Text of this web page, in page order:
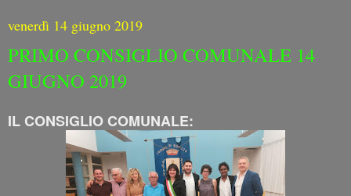
venerdì 14 giugno 2019
PRIMO CONSIGLIO COMUNALE 14
GIUGNO 2019
IL CONSIGLIO COMUNALE: